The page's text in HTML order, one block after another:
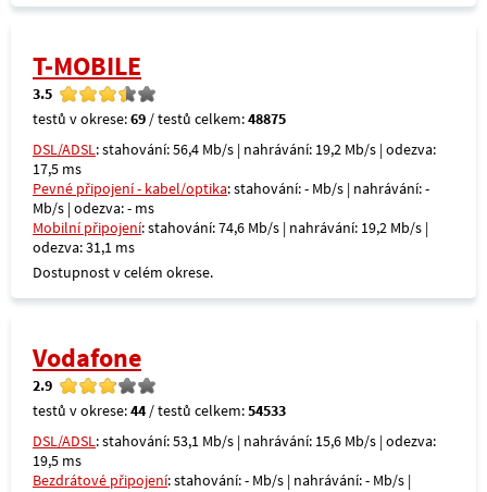
T-MOBILE
3.5
testů v okrese:69 / testů celkem:48875
DSL/ADSL: stahování: 56,4 Mb/s | nahrávání: 19,2 Mb/s | odezva:
17,5 ms
Pevné připojení - kabel/optika: stahování: - Mb/s | nahrávání: -
Mb/s | odezva: - ms
Mobilní připojení: stahování: 74,6 Mb/s | nahrávání: 19,2 Mb/s |
odezva: 31,1 ms
Dostupnost v celém okrese.
Vodafone
2.9
testů v okrese:44 / testů celkem:54533
DSL/ADSL: stahování: 53,1 Mb/s | nahrávání: 15,6 Mb/s | odezva:
19,5 ms
Bezdrátové připojení: stahování: - Mb/s | nahrávání: - Mb/s |